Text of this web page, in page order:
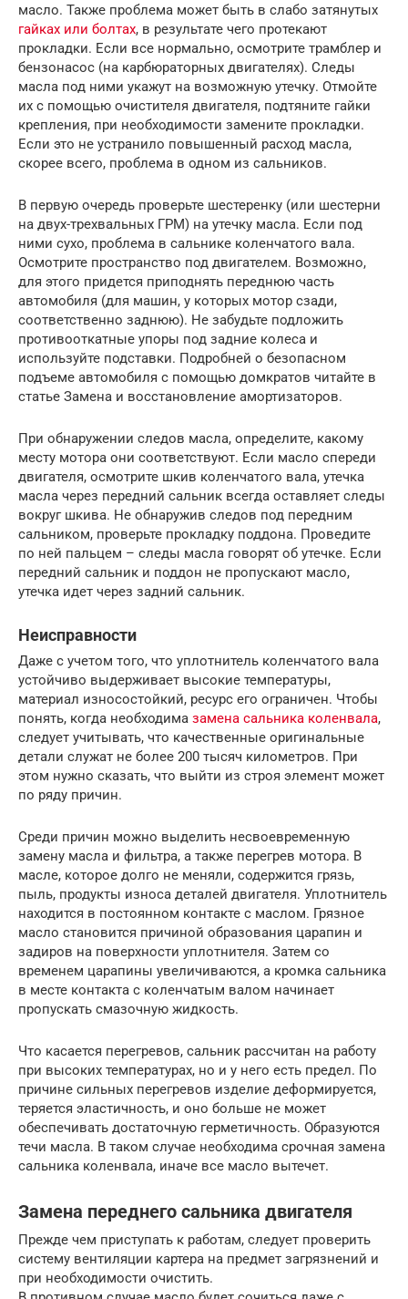
масло. Также проблема может быть в слабо затянутых
гайках или болтах, в результате чего протекают
прокладки. Если все нормально, осмотрите трамблер и
бензонасос (на карбюраторных двигателях). Следы
масла под ними укажут на возможную утечку. Отмойте
их с помощью очистителя двигателя, подтяните гайки
крепления, при необходимости замените прокладки.
Если это не устранило повышенный расход масла,
скорее всего, проблема в одном из сальников.
В первую очередь проверьте шестеренку (или шестерни
на двух-трехвальных ГРМ) на утечку масла. Если под
ними сухо, проблема в сальнике коленчатого вала.
Осмотрите пространство под двигателем. Возможно,
для этого придется приподнять переднюю часть
автомобиля (для машин, у которых мотор сзади,
соответственно заднюю). Не забудьте подложить
противооткатные упоры под задние колеса и
используйте подставки. Подробней о безопасном
подъеме автомобиля с помощью домкратов читайте в
статье Замена и восстановление амортизаторов.
При обнаружении следов масла, определите, какому
месту мотора они соответствуют. Если масло спереди
двигателя, осмотрите шкив коленчатого вала, утечка
масла через передний сальник всегда оставляет следы
вокруг шкива. Не обнаружив следов под передним
сальником, проверьте прокладку поддона. Проведите
по ней пальцем – следы масла говорят об утечке. Если
передний сальник и поддон не пропускают масло,
утечка идет через задний сальник.
Неисправности
Даже с учетом того, что уплотнитель коленчатого вала
устойчиво выдерживает высокие температуры,
материал износостойкий, ресурс его ограничен. Чтобы
понять, когда необходима замена сальника коленвала,
следует учитывать, что качественные оригинальные
детали служат не более 200 тысяч километров. При
этом нужно сказать, что выйти из строя элемент может
по ряду причин.
Среди причин можно выделить несвоевременную
замену масла и фильтра, а также перегрев мотора. В
масле, которое долго не меняли, содержится грязь,
пыль, продукты износа деталей двигателя. Уплотнитель
находится в постоянном контакте с маслом. Грязное
масло становится причиной образования царапин и
задиров на поверхности уплотнителя. Затем со
временем царапины увеличиваются, а кромка сальника
в месте контакта с коленчатым валом начинает
пропускать смазочную жидкость.
Что касается перегревов, сальник рассчитан на работу
при высоких температурах, но и у него есть предел. По
причине сильных перегревов изделие деформируется,
теряется эластичность, и оно больше не может
обеспечивать достаточную герметичность. Образуются
течи масла. В таком случае необходима срочная замена
сальника коленвала, иначе все масло вытечет.
Замена переднего сальника двигателя
Прежде чем приступать к работам, следует проверить
систему вентиляции картера на предмет загрязнений и
при необходимости очистить.